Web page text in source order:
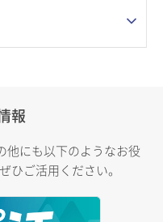
報
他にも以下のようなお役
ひご活用ください。